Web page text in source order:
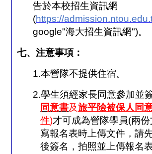
告於本校招生資訊網
(https://
google"海大招生資訊網")。
七、注意事項：
1.本營隊不提供住宿。
2.學生須經家長同意參加並
同意書及旅平險被保人同
件)才可成為營隊學員(兩
寫報名表時上傳文件，請
後簽名，拍照並上傳報名